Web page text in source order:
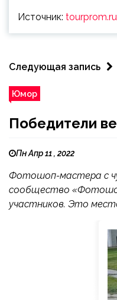
Источник: tourprom.ru
Следующая запись
Юмор
Победители
Пн Апр 11 , 2022
Фотошоп-мастера с
сообщество
участников. Это